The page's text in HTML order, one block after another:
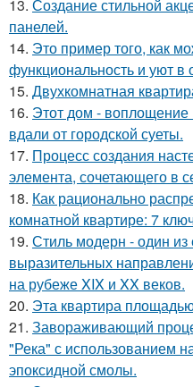
13. Создание стильной
панелей.
14. Это пример того, как
функциональность и уют в
15. Двухкомнатная
16. Этот дом - воплощение
вдали от городской суеты.
17. Процесс создания
элемента, сочетающего в
18. Как рационально
комнатной квартире: 7
19. Стиль модерн - один
выразительных
на рубеже XIX и XX веков.
20. Эта квартира
21. Завораживающий
"Река" с использованием
эпоксидной смолы.